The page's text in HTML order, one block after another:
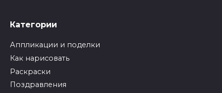
Категории
Аппликации и поделки
Как нарисовать
Раскраски
Поздравления